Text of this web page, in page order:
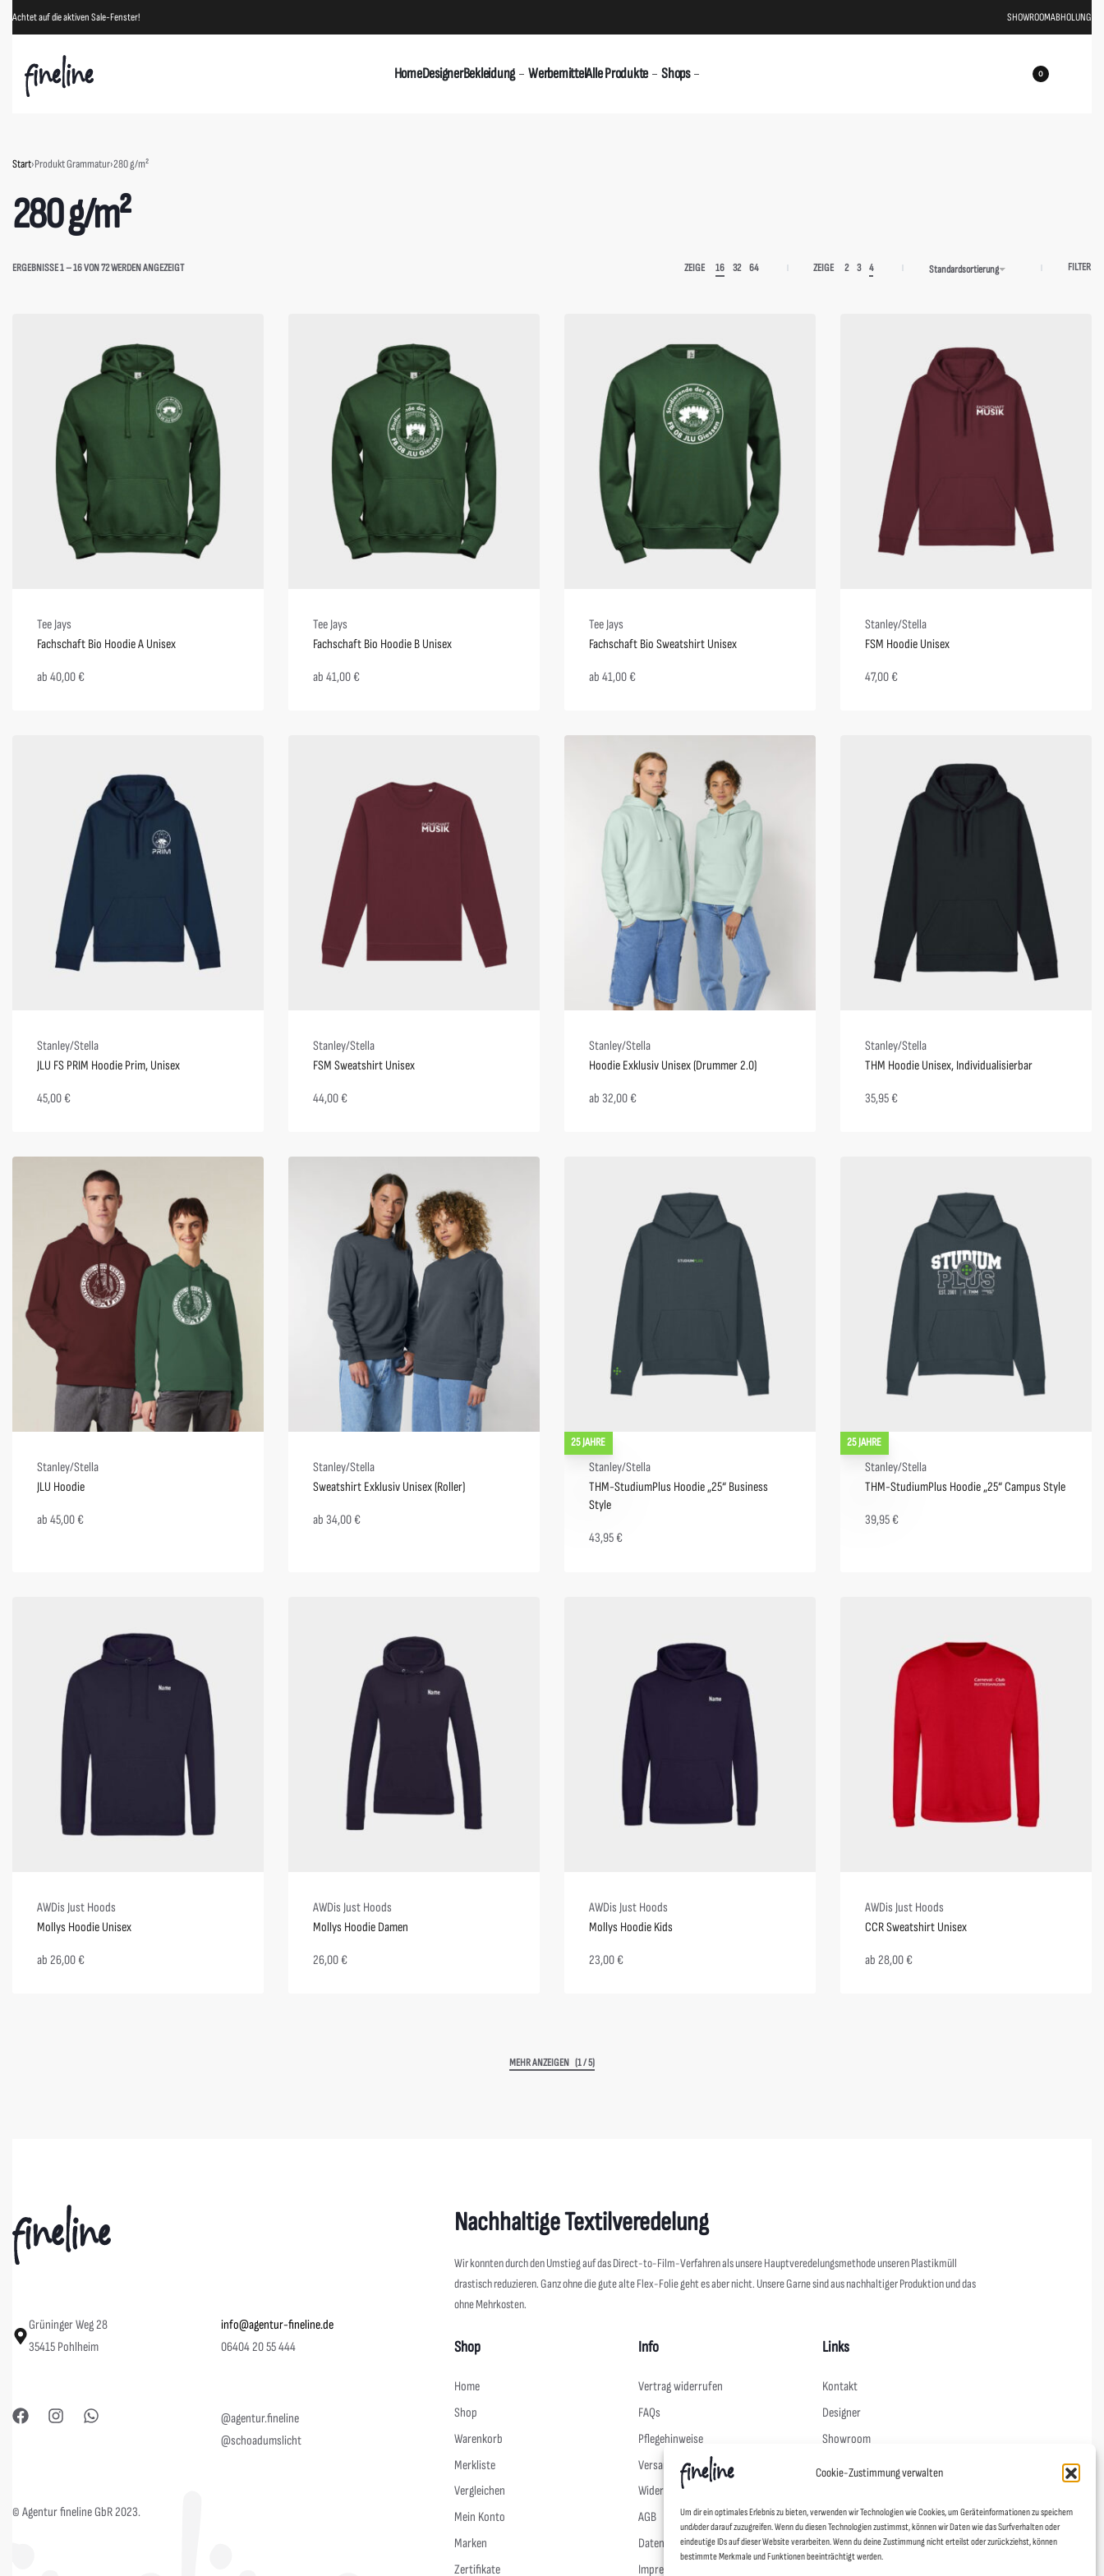
Cookie-Zustimmung verwalten
Um dir ein optimales Erlebnis zu bieten, verwenden wir Technologien wie Cookies, um Geräteinformationen zu speichern
und/oder darauf zuzugreifen. Wenn du diesen Technologien zustimmst, können wir Daten wie das Surfverhalten oder
eindeutige IDs auf dieser Website verarbeiten. Wenn du deine Zustimmung nicht erteilst oder zurückziehst, können
bestimmte Merkmale und Funktionen beeinträchtigt werden.
Achtet auf die aktiven Sale-Fenster! SHOWROOMABHOLUNG
HomeDesignerBekleidung WerbemittelAlle Produkte Shops 0
Start›Produkt Grammatur›280 g/m²
280 g/m²
ERGEBNISSE 1 – 16 VON 72 WERDEN ANGEZEIGT ZEIGE 16 32 64 ZEIGE 2 3 4 Standardsortierung FILTER
Tee Jays
Fachschaft Bio Hoodie A Unisex
ab 40,00 €
Tee Jays
Fachschaft Bio Hoodie B Unisex
ab 41,00 €
Tee Jays
Fachschaft Bio Sweatshirt Unisex
ab 41,00 €
Stanley/Stella
FSM Hoodie Unisex
47,00 €
Stanley/Stella
JLU FS PRIM Hoodie Prim, Unisex
45,00 €
Stanley/Stella
FSM Sweatshirt Unisex
44,00 €
Stanley/Stella
Hoodie Exklusiv Unisex (Drummer 2.0)
ab 32,00 €
Stanley/Stella
THM Hoodie Unisex, Individualisierbar
35,95 €
Stanley/Stella
JLU Hoodie
ab 45,00 €
Stanley/Stella
Sweatshirt Exklusiv Unisex (Roller)
ab 34,00 €
25 JAHRE
Stanley/Stella
THM-StudiumPlus Hoodie „25“ Business
Style
43,95 €
25 JAHRE
Stanley/Stella
THM-StudiumPlus Hoodie „25“ Campus Style
39,95 €
AWDis Just Hoods
Mollys Hoodie Unisex
ab 26,00 €
AWDis Just Hoods
Mollys Hoodie Damen
26,00 €
AWDis Just Hoods
Mollys Hoodie Kids
23,00 €
AWDis Just Hoods
CCR Sweatshirt Unisex
ab 28,00 €
(1 / 5)
Grüninger Weg 28
35415 Pohlheim
info@agentur-fineline.de
06404 20 55 444
@agentur.fineline
@schoadumslicht
© Agentur fineline GbR 2023.
Nachhaltige Textilveredelung
Wir konnten durch den Umstieg auf das Direct-to-Film-Verfahren als unsere Hauptveredelungsmethode unseren Plastikmüll
drastisch reduzieren. Ganz ohne die gute alte Flex-Folie geht es aber nicht. Unsere Garne sind aus nachhaltiger Produktion und das
ohne Mehrkosten.
Shop
Home
Shop
Warenkorb
Merkliste
Vergleichen
Mein Konto
Marken
Zertifikate
Info
Vertrag widerrufen
FAQs
Pflegehinweise
Versand & Lieferung
Widerruf
AGB
Datenschutz
Impressum
Links
Kontakt
Designer
Showroom
Mein Shop
Schoad ums Licht
DUAFF!